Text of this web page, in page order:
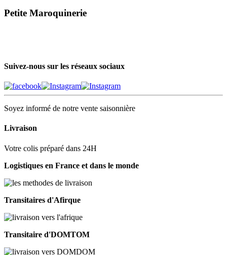
Petite Maroquinerie
Suivez-nous sur les réseaux sociaux
Soyez informé de notre vente saisonnière
Livraison
Votre colis préparé dans 24H
Logistiques en France et dans le monde
Transitaires d'Afirque
Transitaire d'DOMTOM